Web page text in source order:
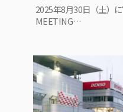
2025年8月30日（土）
MEETING…